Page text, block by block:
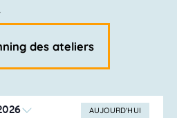
des ateliers
AUJOURD’HUI